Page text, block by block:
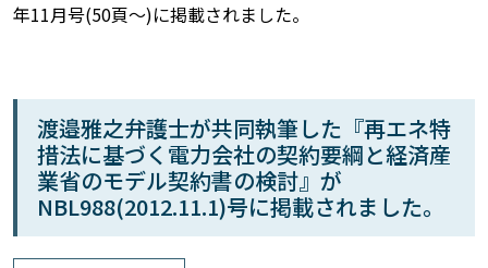
年11月号(50頁〜)に掲載されました。
渡邉雅之弁護士が共同執筆した『再エネ特
措法に基づく電力会社の契約要綱と経済産
業省のモデル契約書の検討』が
NBL988(2012.11.1)号に掲載されました。